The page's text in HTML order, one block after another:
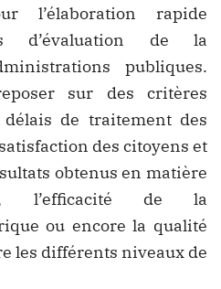
l’élaboration rapide
d’évaluation de la
publiques.
sur des critères
de traitement des
des citoyens et
obtenus en matière
l’efficacité de la
ou encore la qualité
les différents niveaux de